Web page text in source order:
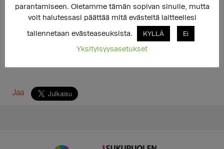
tilaa parille osallistujalle.
Jaa
parantamiseen. Oletamme tämän sopivan sinulle, mutta
voit halutessasi päättää mitä evästeitä laitteellesi
tallennetaan evästeaseuksista. KYLLÄ Ei
Yksityisyysasetukset